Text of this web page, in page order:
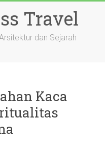
Travel
dan Sejarah
Kaca